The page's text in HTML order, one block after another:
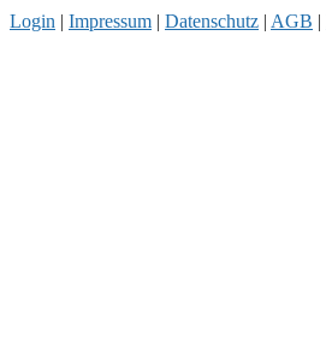
Login | Impressum | Datenschutz | AGB |